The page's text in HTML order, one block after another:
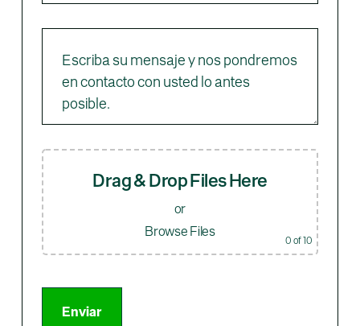
Drag & Drop Files Here
or
Browse Files
0of 10